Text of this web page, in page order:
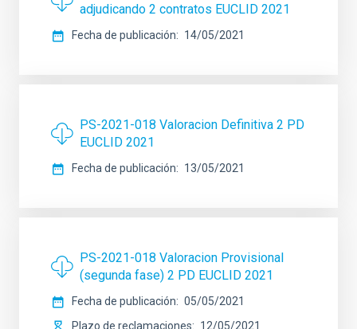
adjudicando 2 contratos EUCLID 2021
Fecha de publicación 14/05/2021
PS-2021-018 Valoracion Definitiva 2 PD
EUCLID 2021
Fecha de publicación 13/05/2021
PS-2021-018 Valoracion Provisional
(segunda fase) 2 PD EUCLID 2021
Fecha de publicación
05/05/2021
Plazo de reclamaciones
12/05/2021